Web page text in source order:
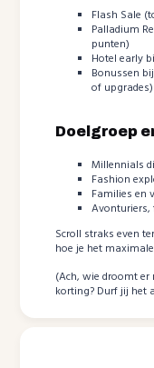
Flash Sale
Palladium
punten)
Hotel early
Bonussen
of upgrades)
Doelgroep
Millennials
Fashion
Families en
Scroll straks even
hoe je het
(Ach, wie droomt
korting? Durf jij het